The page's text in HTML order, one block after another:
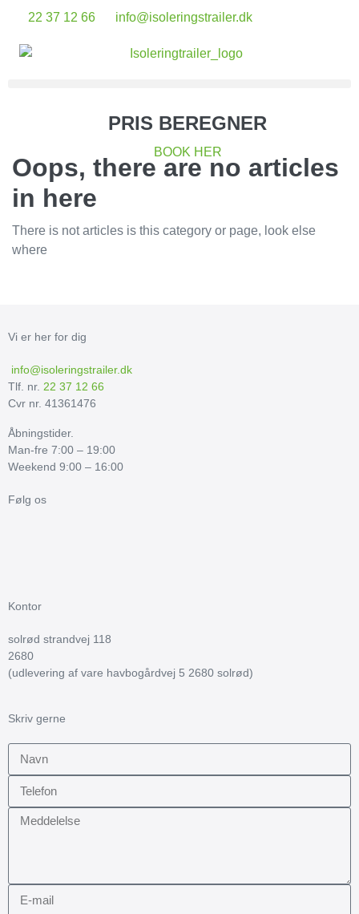
22 37 12 66 info@isoleringstrailer.dk
PRIS BEREGNER
BOOK HER
Oops, there are no articles
in here
There is not articles is this category or page, look else
where
Vi er her for dig
info@isoleringstrailer.dk
Tlf. nr. 22 37 12 66
Cvr nr. 41361476
Åbningstider.
Man-fre 7:00 – 19:00
Weekend 9:00 – 16:00
Følg os
Kontor
solrød strandvej 118
2680
(udlevering af vare havbogårdvej 5 2680 solrød)
Skriv gerne